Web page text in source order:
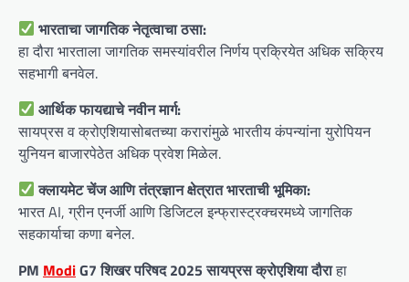
भारताचा जागतिक नेतृत्वाचा ठसा:
हा दौरा भारताला जागतिक समस्यांवरील निर्णय प्रक्रियेत अधिक सक्रिय
सहभागी बनवेल.
आर्थिक फायद्याचे नवीन मार्ग:
सायप्रस व क्रोएशियासोबतच्या करारांमुळे भारतीय कंपन्यांना युरोपियन
युनियन बाजारपेठेत अधिक प्रवेश मिळेल.
क्लायमेट चेंज आणि तंत्रज्ञान क्षेत्रात भारताची भूमिका:
भारत AI, ग्रीन एनर्जी आणि डिजिटल इन्फ्रास्ट्रक्चरमध्ये जागतिक
सहकार्याचा कणा बनेल.
PM ModiG7 शिखर परिषद 2025 सायप्रस क्रोएशिया दौराहा